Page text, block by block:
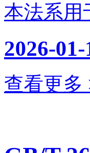
本法系用
2026-
查看更多